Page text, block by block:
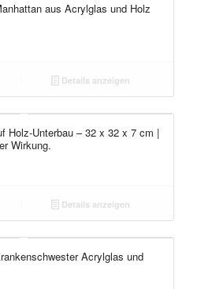
aus Acrylglas und Holz
Details anzeigen
Holz-Unterbau – 32 x 32 x 7 cm |
Wirkung.
Details anzeigen
Acrylglas und